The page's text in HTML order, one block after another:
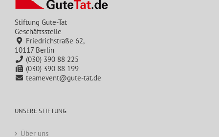
Stiftung Gute-Tat
Geschäftsstelle
Friedrichstraße 62,
10117 Berlin
(030) 390 88 225
(030) 390 88 199
teamevent@gute-tat.de
UNSERE STIFTUNG
Über uns